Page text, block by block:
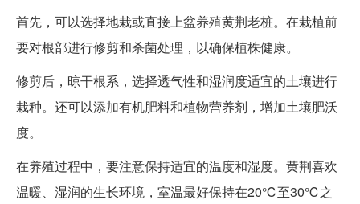
首先，可以选择地栽或直接上盆养殖黄荆老桩。在栽植前
要对根部进行修剪和杀菌处理，以确保植株健康。
修剪后，晾干根系，选择透气性和湿润度适宜的土壤进行
栽种。还可以添加有机肥料和植物营养剂，增加土壤肥沃
度。
在养殖过程中，要注意保持适宜的温度和湿度。黄荆喜欢
温暖、湿润的生长环境，室温最好保持在20℃至30℃之